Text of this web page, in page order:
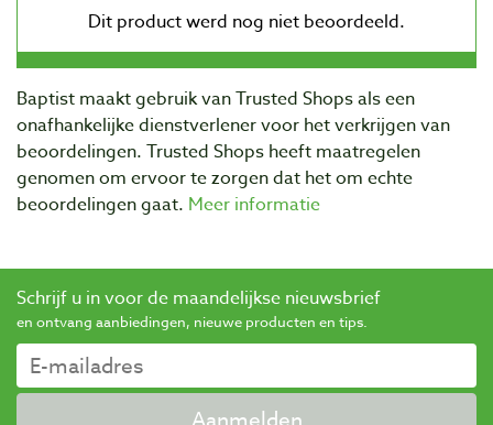
Baptist maakt gebruik van Trusted Shops als een
onafhankelijke dienstverlener voor het verkrijgen van
beoordelingen. Trusted Shops heeft maatregelen
genomen om ervoor te zorgen dat het om echte
beoordelingen gaat. Meer informatie
Schrijf u in voor de maandelijkse nieuwsbrief
en ontvang aanbiedingen, nieuwe producten en tips.
Aanmelden